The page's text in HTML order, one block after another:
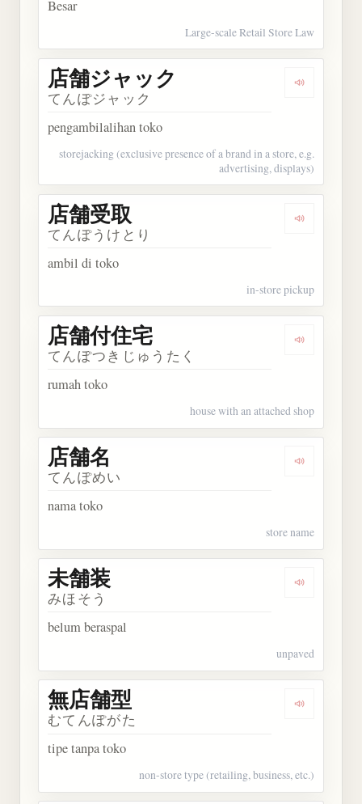
Besar
Large-scale Retail Store Law
Dengarkan
店舗ジャック
てんぽジャック
pengambilalihan toko
storejacking (exclusive presence of a brand in a store, e.g.
advertising, displays)
Dengarkan
店舗受取
てんぽうけとり
ambil di toko
in-store pickup
Dengarkan
店舗付住宅
てんぽつきじゅうたく
rumah toko
house with an attached shop
Dengarkan
店舗名
てんぽめい
nama toko
store name
Dengarkan
未舗装
みほそう
belum beraspal
unpaved
Dengarkan
無店舗型
むてんぽがた
tipe tanpa toko
non-store type (retailing, business, etc.)